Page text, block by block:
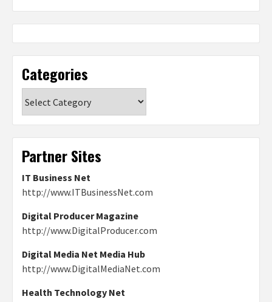
Categories
Partner Sites
IT Business Net
http://www.ITBusinessNet.com
Digital Producer Magazine
http://www.DigitalProducer.com
Digital Media Net Media Hub
http://www.DigitalMediaNet.com
Health Technology Net